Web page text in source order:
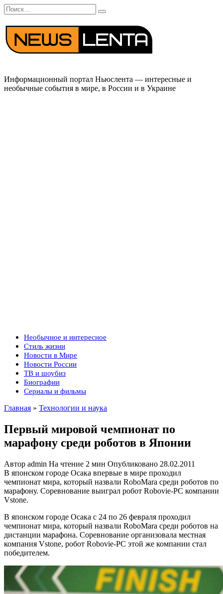
Перейти
к
содержанию
Search
for:
Информационный портал Ньюслента — интересные и
необычные события в мире, в России и в Украине
Необычное и интересное
Стиль жизни
Новости в Мире
Новости России
ТВ и шоубиз
Биографии
Сериалы и фильмы
Главная » Технологии и наука
Первый мировой чемпионат по
марафону среди роботов в Японии
Автор admin На чтение 2 мин Опубликовано 28.02.2011
В японском городе Осака впервые в мире проходил
чемпионат мира, который назвали RoboMara среди роботов по
марафону. Соревнование выиграл робот Robovie-PC компании
Vstone.
В японском городе Осака с 24 по 26 февраля проходил
чемпионат мира, который назвали RoboMara среди роботов на
дистанции марафона. Соревнование организовала местная
компания Vstone, робот Robovie-PC этой же компании стал
победителем.